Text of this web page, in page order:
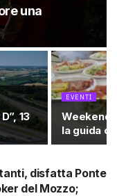
una
13
EVENTI
Weekend
la guida
disfatta Ponte
del Mozzo;